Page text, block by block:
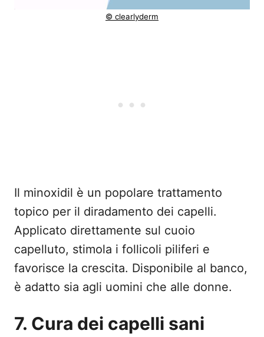
© clearlyderm
Il minoxidil è un popolare trattamento
topico per il diradamento dei capelli.
Applicato direttamente sul cuoio
capelluto, stimola i follicoli piliferi e
favorisce la crescita. Disponibile al banco,
è adatto sia agli uomini che alle donne.
7. Cura dei capelli sani